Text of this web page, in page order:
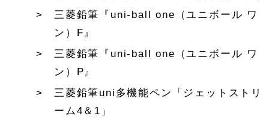
三菱鉛筆『uni-ball one（ユニボール ワ
ン）F』
三菱鉛筆『uni-ball one（ユニボール ワ
ン）P』
三菱鉛筆uni多機能ペン「ジェットストリ
ーム4＆1」